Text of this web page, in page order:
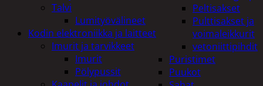
Peltisakset
Pulttisakset ja
voimaleikkurit
vetoniittipihdit
Puristimet
Puukot
Talvi
Lumityövälineet
Kodin elektroniikka ja laitteet
Imurit ja tarvikkeet
Imurit
Pölypussit